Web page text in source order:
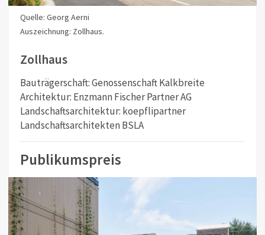
Quelle: Georg Aerni
Auszeichnung: Zollhaus.
Zollhaus
Bauträgerschaft: Genossenschaft Kalkbreite
Architektur: Enzmann Fischer Partner AG
Landschaftsarchitektur: koepflipartner
Landschaftsarchitekten BSLA
Publikumspreis